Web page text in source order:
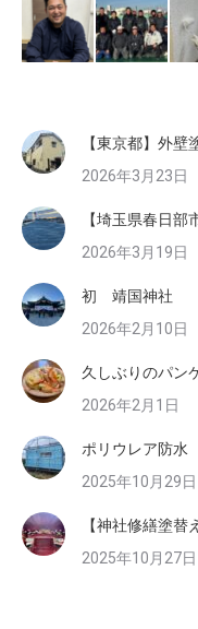
【東京都】外壁
2026年3月23日
【埼玉県春日
2026年3月19日
初 靖国神社
2026年2月10日
久しぶりのパン
2026年2月1日
ポリウレア防水
2025年10月29日
【神社修繕塗替
2025年10月27日